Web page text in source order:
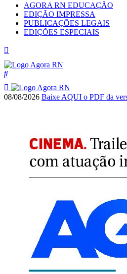
AGORA RN EDUCAÇÃO
EDIÇÃO IMPRESSA
PUBLICAÇÕES LEGAIS
EDIÇÕES ESPECIAIS
08/08/2026 Baixe AQUI o PDF da